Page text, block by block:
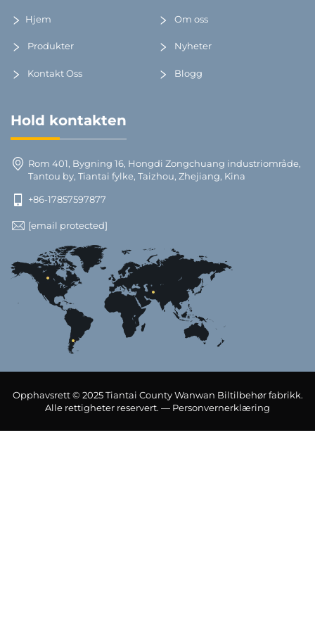
Hjem Om oss
Produkter Nyheter
Kontakt Oss Blogg
Hold kontakten
Rom 401, Bygning 16, Hongdi Zongchuang industriområde,
Tantou by, Tiantai fylke, Taizhou, Zhejiang, Kina
+86-17857597877
[email protected]
Opphavsrett © 2025 Tiantai County Wanwan Biltilbehør fabrikk.
Alle rettigheter reservert. — Personvernerklæring